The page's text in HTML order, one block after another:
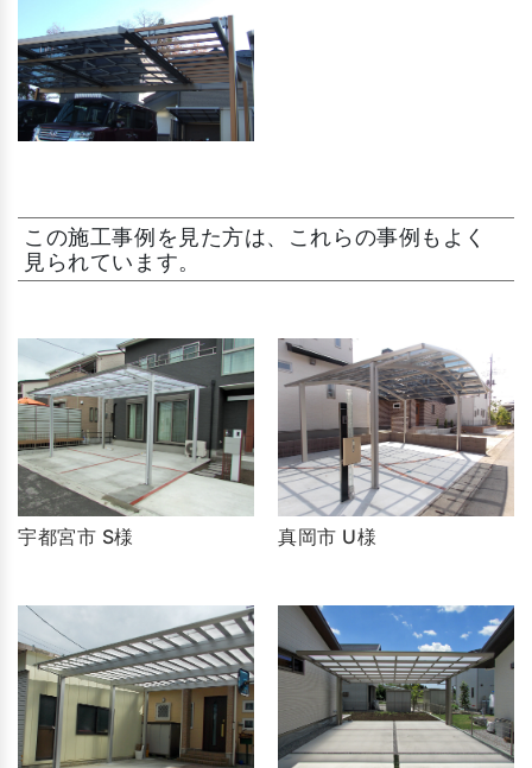
この施工事例を見た方は、これらの事例もよく
見られています。
宇都宮市 S様 真岡市 U様